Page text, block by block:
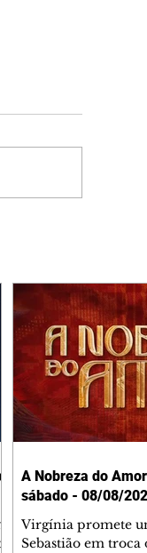
A Nobreza do
sábado - 08/08/
Virgínia promete
Sebastião em